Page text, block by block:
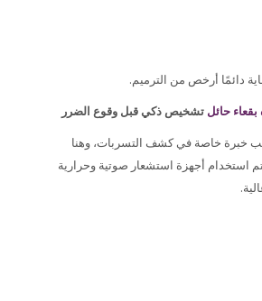
دائمًا أرخص من الترميم.
حائل تشخيص ذكي قبل وقوع الضرر
خبرة خاصة في كشف التسربات، وهنا
استخدام أجهزة استشعار صوتية وحرارية
.